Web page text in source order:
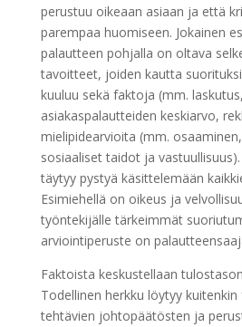
perustuu oikeaan asiaan ja että
parempaa huomiseen. Jokainen
palautteen pohjalla on oltava
tavoitteet, joiden kautta
kuuluu sekä faktoja (mm.
asiakaspalautteiden keskiarvo,
mielipidearvioita (mm.
sosiaaliset taidot ja
täytyy pystyä käsittelemään
Esimiehellä on oikeus ja
työntekijälle tärkeimmät
arviointiperuste on
Faktoista keskustellaan
Todellinen herkku löytyy
tehtävien johtopäätösten ja